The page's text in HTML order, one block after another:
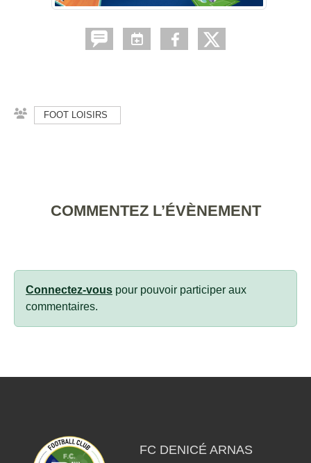
FOOT LOISIRS
COMMENTEZ L’ÉVÈNEMENT
Connectez-vous pour pouvoir participer aux
commentaires.
FC DENICÉ ARNAS